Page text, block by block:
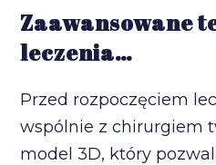
Zaawansowane
leczenia…
Przed rozpoczęciem
wspólnie z chirurgiem
model 3D, który